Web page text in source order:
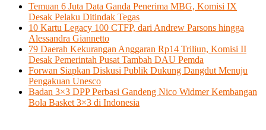
Temuan 6 Juta Data Ganda Penerima MBG, Komisi IX
Desak Pelaku Ditindak Tegas
10 Kartu Legacy 100 CTFP, dari Andrew Parsons hingga
Alessandra Giannetto
79 Daerah Kekurangan Anggaran Rp14 Triliun, Komisi II
Desak Pemerintah Pusat Tambah DAU Pemda
Forwan Siapkan Diskusi Publik Dukung Dangdut Menuju
Pengakuan Unesco
Badan 3×3 DPP Perbasi Gandeng Nico Widmer Kembangan
Bola Basket 3×3 di Indonesia